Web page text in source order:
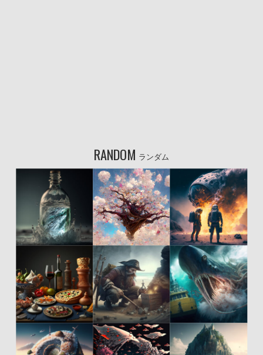
RANDOM ランダム